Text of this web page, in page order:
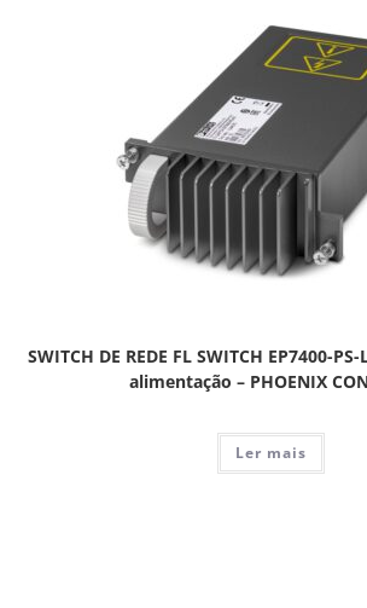
SWITCH DE REDE FL SWITCH EP7400-
alimentação – PHOENIX
Ler mais